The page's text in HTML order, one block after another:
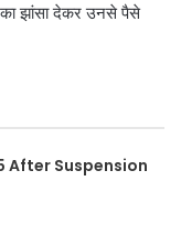
झांसा देकर उनसे पैसे
After Suspension